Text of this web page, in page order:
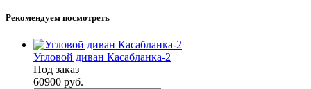
Рекомендуем посмотреть
Угловой диван Касабланка-2
Под заказ
60900 руб.